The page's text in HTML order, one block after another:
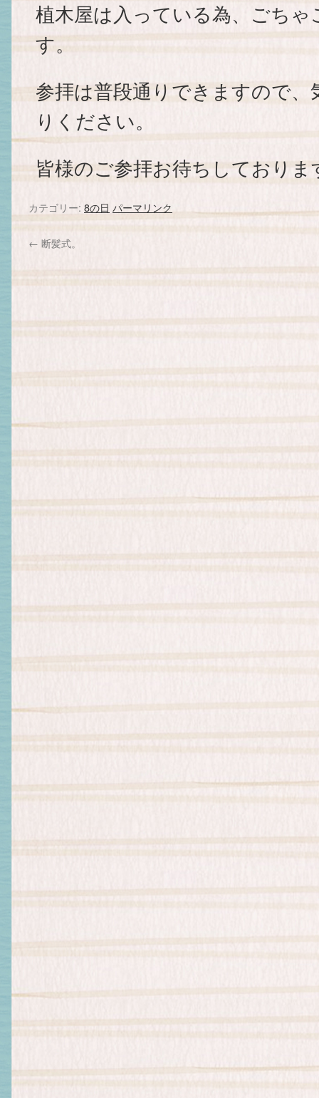
植木屋は入っている為、ごち
す。
参拝は普段通りできますので
りください。
皆様のご参拝お待ちしておりま
カテゴリー: 8の日 パーマリンク
← 断髪式。